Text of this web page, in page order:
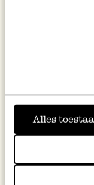
Alles
Passez une
dispose de